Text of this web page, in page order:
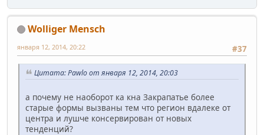
Wolliger Mensch
#37
января 12, 2014, 20:22
Цитата: Pawlo от января 12, 2014, 20:03
а почему не наоборот ка кна Закрапатье более
старые формы вызваны тем что регион вдалеке от
центра и лушче консервирован от новых
тенденций?